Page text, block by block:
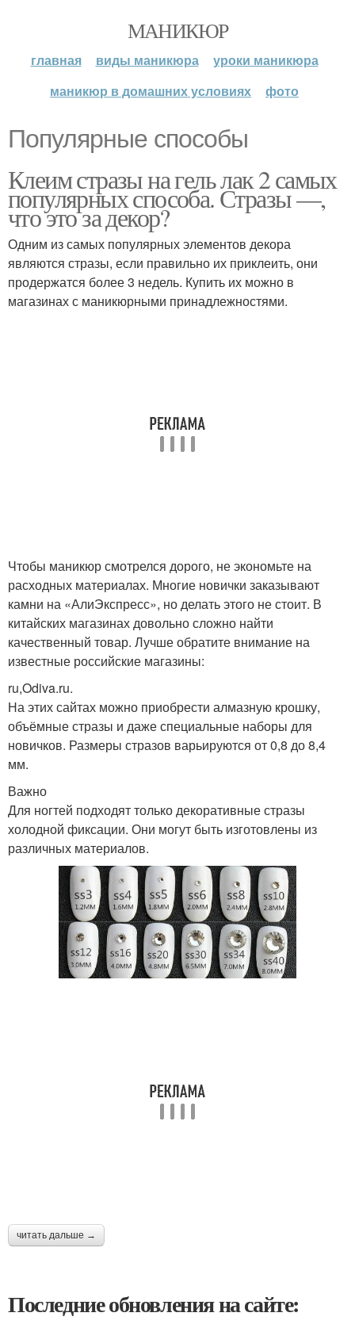
МАНИКЮР
главная виды маникюра
уроки маникюра
маникюр в домашних условиях
фото
Популярные способы
Клеим стразы на гель лак 2 самых
популярных способа. Стразы —,
что это за декор?
Одним из самых популярных элементов декора
являются стразы, если правильно их приклеить, они
продержатся более 3 недель. Купить их можно в
магазинах с маникюрными принадлежностями.
Чтобы маникюр смотрелся дорого, не экономьте на
расходных материалах. Многие новички заказывают
камни на «АлиЭкспресс», но делать этого не стоит. В
китайских магазинах довольно сложно найти
качественный товар. Лучше обратите внимание на
известные российские магазины:
ru,Odiva.ru.
На этих сайтах можно приобрести алмазную крошку,
объёмные стразы и даже специальные наборы для
новичков. Размеры стразов варьируются от 0,8 до 8,4
мм.
Важно
Для ногтей подходят только декоративные стразы
холодной фиксации. Они могут быть изготовлены из
различных материалов.
читать дальше →
Последние обновления на сайте: